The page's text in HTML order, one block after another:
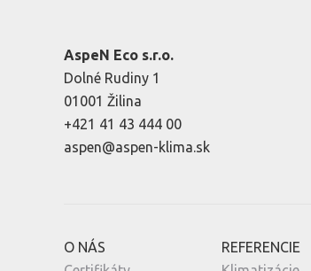
AspeN Eco s.r.o.
Dolné Rudiny 1
01001 Žilina
+421 41 43 444 00
aspen@aspen-klima.sk
O NÁS
REFERENCIE